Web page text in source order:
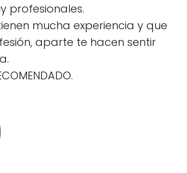
profesionales.
mucha experiencia y que
aparte te hacen sentir